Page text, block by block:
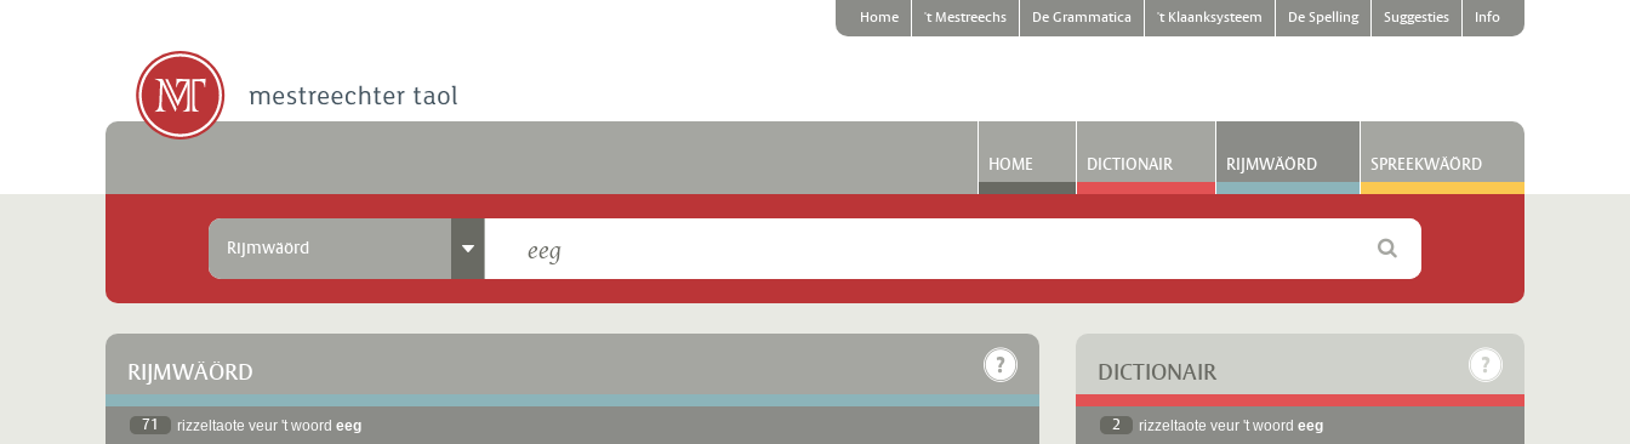
Home 't Mestreechs De Grammatica 't Klaanksysteem De Spelling Suggesties Info
HOME DICTIONAIR RIJMWÄÖRD SPREEKWÄÖRD
Rijmwäörd
RIJMWÄÖRD
71 rizzeltaote veur 't woord eeg
DICTIONAIR
2 rizzeltaote veur 't woord eeg